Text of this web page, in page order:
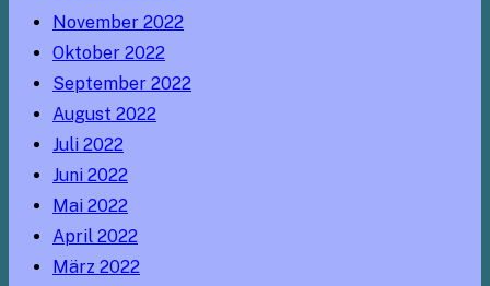
November 2022
Oktober 2022
September 2022
August 2022
Juli 2022
Juni 2022
Mai 2022
April 2022
März 2022